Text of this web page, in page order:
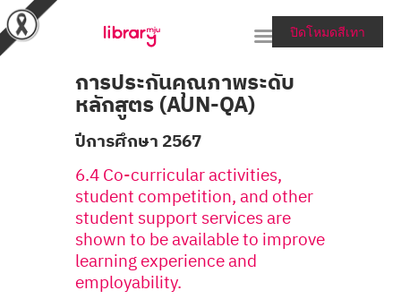
RESEARCH TOOLS &
COLLECTIONS
SERVICES & HELP
ABOUT THE LIBRARY
สายตรงผู้อำนวยการ
การประกันคุณภาพระดับ
หลักสูตร (AUN-QA)
ปีการศึกษา 2567
6.4 Co-curricular activities,
student competition, and other
student support services are
shown to be available to improve
learning experience and
employability.
ปิดโหมดสีเทา